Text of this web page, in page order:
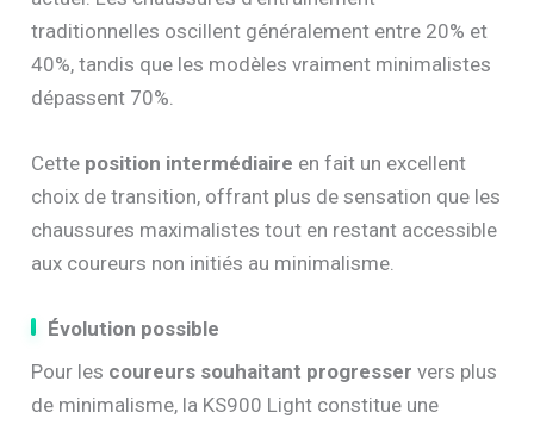
traditionnelles oscillent généralement entre 20% et
40%, tandis que les modèles vraiment minimalistes
dépassent 70%.
Cette position intermédiaire en fait un excellent
choix de transition, offrant plus de sensation que les
chaussures maximalistes tout en restant accessible
aux coureurs non initiés au minimalisme.
Évolution possible
Pour les coureurs souhaitant progresser vers plus
de minimalisme, la KS900 Light constitue une